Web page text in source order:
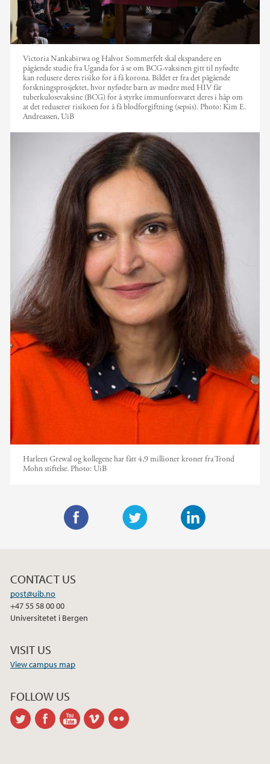
Victoria Nankabirwa og Halvor Sommerfelt skal ekspandere en
pågående studie fra Uganda for å se om BCG-vaksinen gitt til nyfødte
kan redusere deres risiko for å få korona. Bildet er fra det pågående
forskningsprosjektet, hvor nyfødte barn av mødre med HIV får
tuberkulosevaksine (BCG) for å styrke immunforsvaret deres i håp om
at det reduserer risikoen for å få blodforgiftning (sepsis). Photo: Kim E.
Andreassen, UiB
Harleen Grewal og kollegene har fått 4,9 millioner kroner fra Trond
Mohn stiftelse. Photo:UiB
e
o
CONTACT US
post@uib.no
+47 55 58 00 00
Universitetet i Bergen
VISIT US
View campus map
FOLLOW US
twitter facebookyoutubevimeo